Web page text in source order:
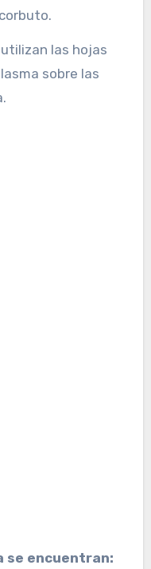
las hojas
sobre las
se encuentran: